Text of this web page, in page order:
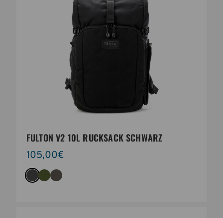
FULTON V2 10L RUCKSACK SCHWARZ
105,00€